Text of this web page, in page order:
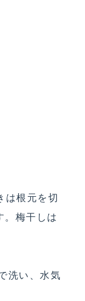
は根元を切
。梅干しは
洗い、水気